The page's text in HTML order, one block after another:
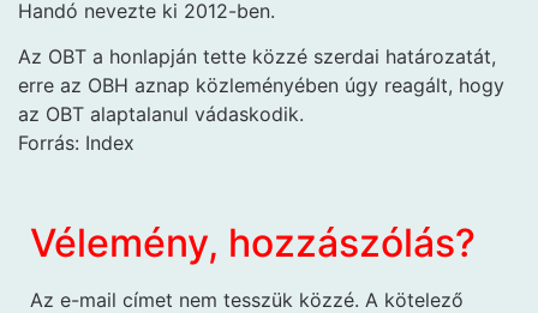
Handó nevezte ki 2012-ben.
Az OBT a honlapján tette közzé szerdai határozatát,
erre az OBH aznap közleményében úgy reagált, hogy
az OBT alaptalanul vádaskodik.
Forrás: Index
Vélemény, hozzászólás?
Az e-mail címet nem tesszük közzé. A kötelező